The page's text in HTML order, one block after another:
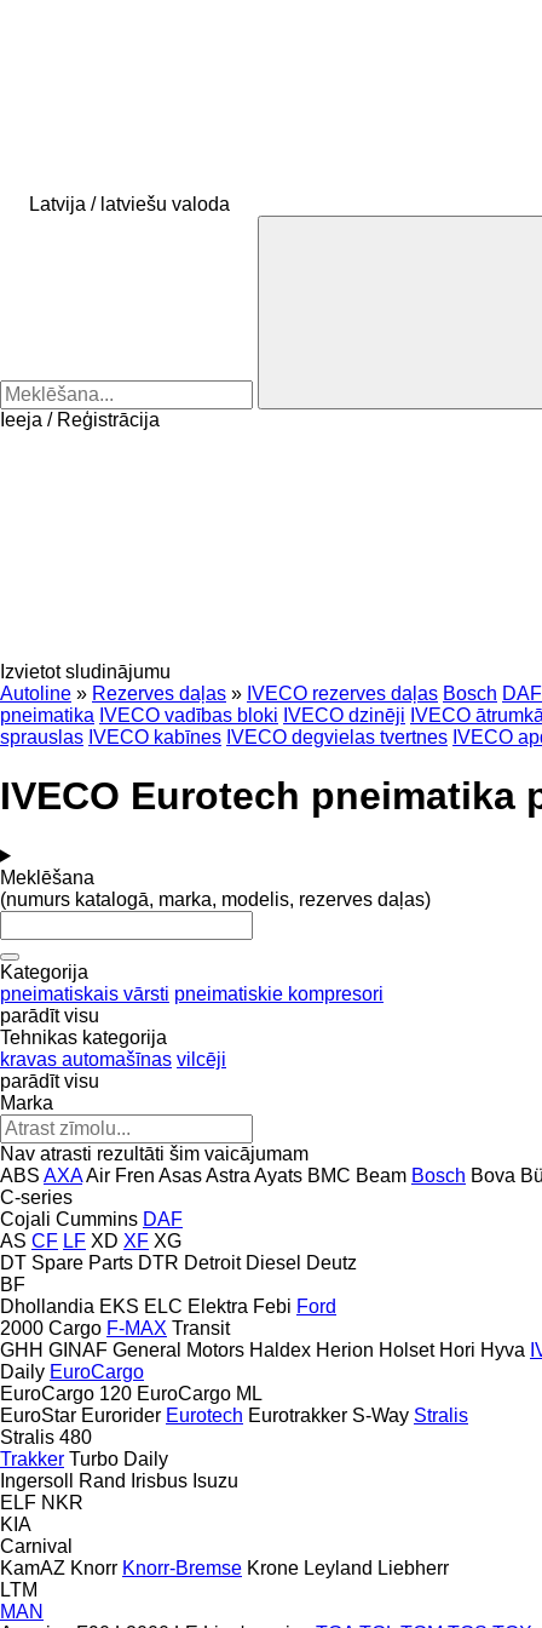
Latvija / latviešu valoda
Ieeja / Reģistrācija
Izvietot sludinājumu
Autoline » Rezerves daļas » IVECO rezerves daļas Bosch DAF
pneimatika IVECO vadības bloki IVECO dzinēji IVECO
sprauslas IVECO kabīnes IVECO degvielas tvertnes IVECO
IVECO Eurotech pneimatika
Meklēšana
(numurs katalogā, marka, modelis, rezerves daļas)
Kategorija
pneimatiskais vārsti pneimatiskie kompresori
parādīt visu
Tehnikas kategorija
kravas automašīnas vilcēji
parādīt visu
Marka
Nav atrasti rezultāti šim vaicājumam
ABS AXAAir Fren AsasAstra Ayats BMC Beam Bosch Bova
C-series
Cojali Cummins DAF
AS CF LF XD XF XG
DT Spare Parts DTR Detroit Diesel Deutz
BF
Dhollandia EKS ELC Elektra Febi Ford
2000 Cargo F-MAX Transit
GHH GINAF General Motors Haldex Herion Holset Hori Hyva
Daily EuroCargo
EuroCargo 120 EuroCargo ML
EuroStar Eurorider Eurotech Eurotrakker S-Way Stralis
Stralis 480
Trakker Turbo Daily
Ingersoll Rand
Irisbus Isuzu
ELF NKR
KIA
Carnival
KamAZ Knorr Knorr-Bremse Krone Leyland Liebherr
LTM
MAN